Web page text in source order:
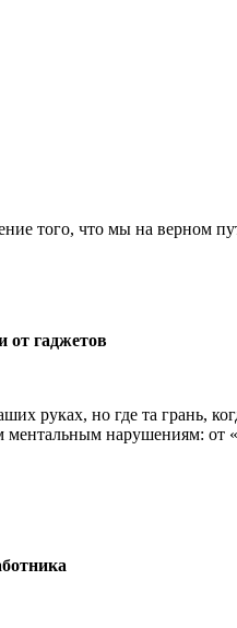
того, что мы на верном
от гаджетов
руках, но где та грань,
нарушениям: от